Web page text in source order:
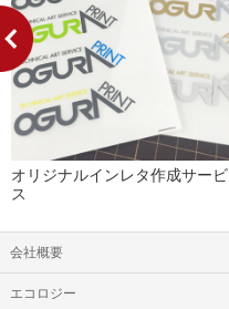
オリジナルインレタ作成サービ
ス
会社概要
エコロジー